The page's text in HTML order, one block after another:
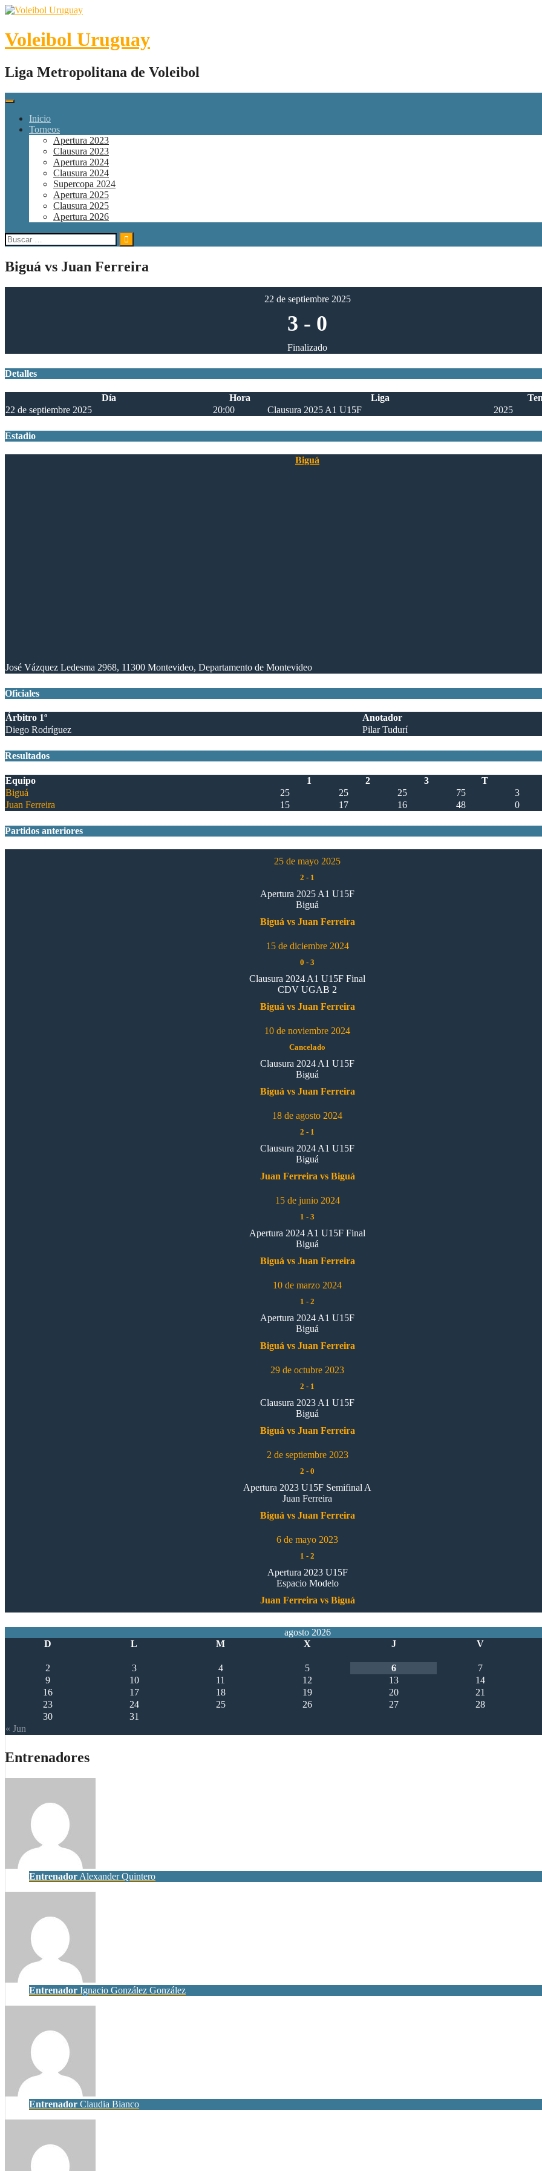
Skip
content
Voleibol Uruguay
Liga Metropolitana de Voleibol
Inicio
Torneos
Apertura 2023
Clausura 2023
Apertura 2024
Clausura 2024
Supercopa 2024
Apertura 2025
Clausura 2025
Apertura 2026
Buscar:
Biguá vs Juan Ferreira
22 de septiembre 2025
3 - 0
Finalizado
Detalles
Día Hora Liga
22 de septiembre 2025
20:00 Clausura 2025 A1 U15F 2025
Estadio
Biguá
José Vázquez Ledesma 2968, 11300 Montevideo, Departamento de Montevideo
Oficiales
Árbitro 1º
Anotador
Diego Rodríguez
Pilar Tudurí
Resultados
Equipo 1 2 3
T
Biguá
25 25 25 75
3
Juan Ferreira
15 17 16 48 0
Partidos anteriores
25 de mayo 2025
2 - 1
Apertura 2025 A1 U15F
Biguá
Biguá vs Juan Ferreira
15 de diciembre 2024
0 - 3
Clausura 2024 A1 U15F Final
CDV UGAB 2
Biguá vs Juan Ferreira
10 de noviembre 2024
Cancelado
Clausura 2024 A1 U15F
Biguá
Biguá vs Juan Ferreira
18 de agosto 2024
2 - 1
Clausura 2024 A1 U15F
Biguá
Juan Ferreira vs Biguá
15 de junio 2024
1 - 3
Apertura 2024 A1 U15F Final
Biguá
Biguá vs Juan Ferreira
10 de marzo 2024
1 - 2
Apertura 2024 A1 U15F
Biguá
Biguá vs Juan Ferreira
29 de octubre 2023
2 - 1
Clausura 2023 A1 U15F
Biguá
Biguá vs Juan Ferreira
2 de septiembre 2023
2 - 0
Apertura 2023 U15F Semifinal A
Juan Ferreira
Biguá vs Juan Ferreira
6 de mayo 2023
1 - 2
Apertura 2023 U15F
Espacio Modelo
Juan Ferreira vs Biguá
agosto 2026
D
L M X J V
« Jun
2 3 4 5 6
7
9
10 11 12 13
14
16
17 18 19 20
21
23
24 25 26 27
28
30
31
Entrenadores
Entrenador Alexander Quintero
Entrenador Ignacio González González
Entrenador Claudia Bianco